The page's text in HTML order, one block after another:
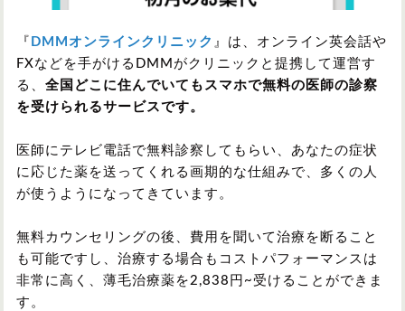
『 DMMオンラインクリニック 』は、オンライン英会話や
FXなどを手がけるDMMがクリニックと提携して運営す
る、 全国どこに住んでいてもスマホで無料の医師の診察
を受けられるサービスです。
医師にテレビ電話で無料診察してもらい、あなたの症状
に応じた薬を送ってくれる画期的な仕組みで、多くの人
が使うようになってきています。
無料カウンセリングの後、費用を聞いて治療を断ること
も可能ですし、治療する場合もコストパフォーマンスは
非常に高く、薄毛治療薬を2,838 円~受けることができま
す。